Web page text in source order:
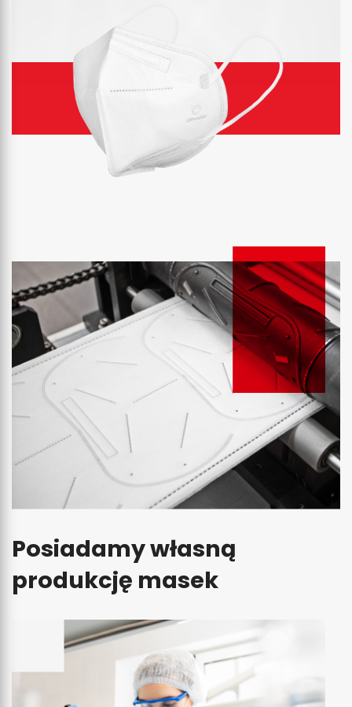
Posiadamy własną
produkcję masek